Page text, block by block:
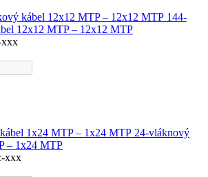
144-
12x12 MTP – 12x12 MTP
xxx
24-vláknový
– 1x24 MTP
xxx